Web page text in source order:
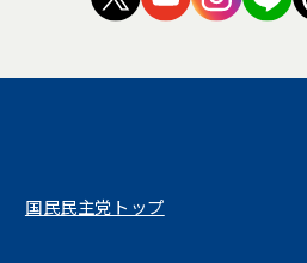
国民民主党トップ